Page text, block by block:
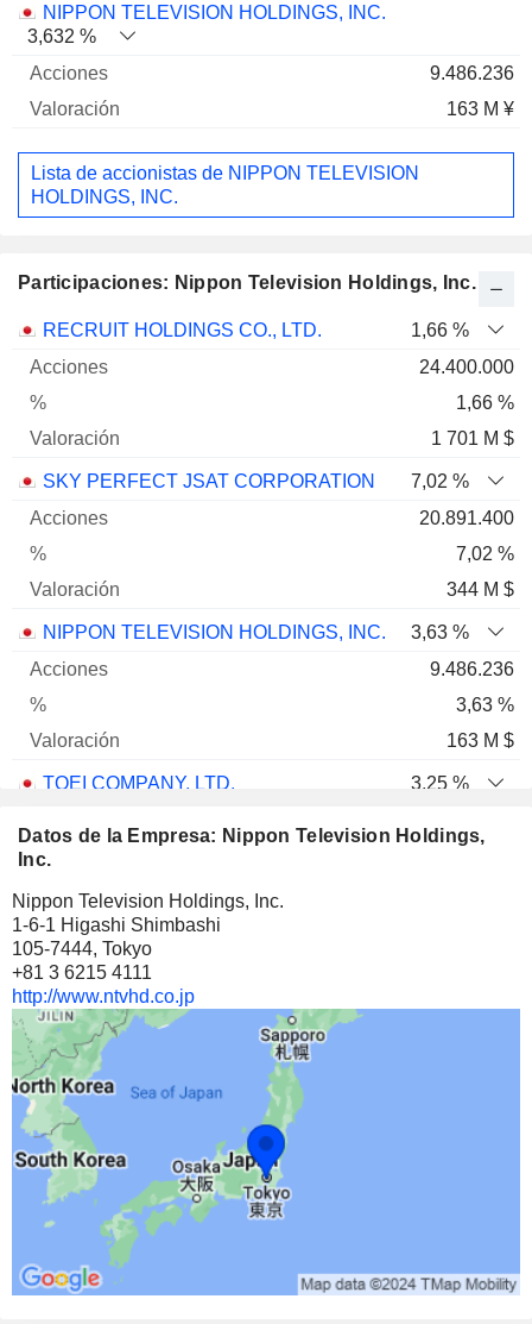
NIPPON TELEVISION HOLDINGS, INC.
3,632 %
9.486.236
163 M ¥
Lista de accionistas de NIPPON TELEVISION
HOLDINGS, INC.
Participaciones: Nippon Television Holdings, Inc.
Nombre Acciones % Valoración
RECRUIT HOLDINGS CO., LTD.
1,66 %
24.400.000
1,66 %
1 701 M $
SKY PERFECT JSAT CORPORATION
7,02 %
20.891.400
7,02 %
344 M $
NIPPON TELEVISION HOLDINGS, INC.
3,63 %
9.486.236
3,63 %
163 M $
TOEI COMPANY, LTD.
3,25 %
HAKUHODO DY HOLDINGS INC
2,21 %
NOMURA HOLDINGS, INC.
DENTSU GROUP INC.
898.000
Datos de la Empresa: Nippon Television Holdings,
Inc.
Nippon Television Holdings, Inc.
1-6-1 Higashi Shimbashi
105-7444, Tokyo
+81 3 6215 4111
http://www.ntvhd.co.jp